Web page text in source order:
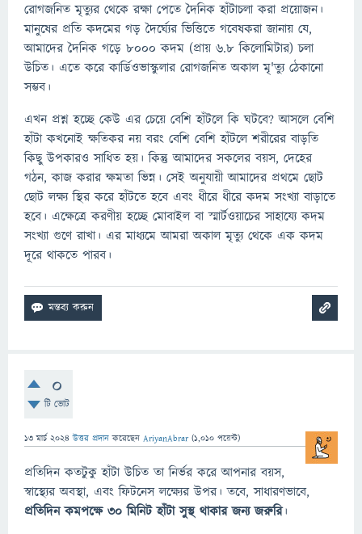
রোগজনিত মৃত্যুর থেকে রক্ষা পেতে দৈনিক হাঁটাচলা করা প্রয়োজন।
মানুষের প্রতি কদমের গড় দৈর্ঘ্যের ভিত্তিতে গবেষকরা জানায় যে,
আমাদের দৈনিক গড়ে ৮০০০ কদম (প্রায় ৬.৮ কিলোমিটার) চলা
উচিত। এতে করে কার্ডিওভাস্কুলার রোগজনিত অকাল মৃ'ত্যু ঠেকানো
সম্ভব।
এখন প্রশ্ন হচ্ছে কেউ এর চেয়ে বেশি হাঁটলে কি ঘটবে? আসলে বেশি
হাঁটা কখনোই ক্ষতিকর নয় বরং বেশি বেশি হাঁটলে শরীরের বাড়তি
কিছু উপকারও সাধিত হয়। কিন্তু আমাদের সকলের বয়স, দেহের
গঠন, কাজ করার ক্ষমতা ভিন্ন। সেই অনুযায়ী আমাদের প্রথমে ছোট
ছোট লক্ষ্য স্থির করে হাঁটতে হবে এবং ধীরে ধীরে কদম সংখ্যা বাড়াতে
হবে। এক্ষেত্রে করণীয় হচ্ছে মোবাইল বা স্মার্টওয়াচের সাহায্যে কদম
সংখ্যা গুণে রাখা। এর মাধ্যমে আমরা অকাল মৃত্যু থেকে এক কদম
দূরে থাকতে পারব।
0
টি ভোট
13 মার্চ 2024 উত্তর প্রদান করেছেন AriyanAbrar (1,010 পয়েন্ট)
প্রতিদিন কতটুকু হাঁটা উচিত তা নির্ভর করে আপনার বয়স,
স্বাস্থ্যের অবস্থা, এবং ফিটনেস লক্ষ্যের উপর। তবে, সাধারণভাবে,
প্রতিদিন কমপক্ষে ৩০ মিনিট হাঁটা সুস্থ থাকার জন্য জরুরি।